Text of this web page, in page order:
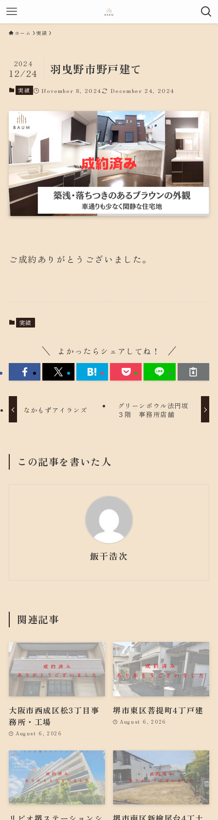
ホーム 実績
羽曳野市野戸建て
2024
12/24
実績 November 8, 2024 December 24, 2024
ご成約ありがとうございました。
実績
よかったらシェアしてね！
なかもずアイランズ
グリーンボウル法円坂
３階 事務所店舗
この記事を書いた人
飯干浩次
関連記事
大阪市西成区松3丁目事
務所・工場
August 6, 2026
堺市東区菩提町4丁戸建
August 6, 2026